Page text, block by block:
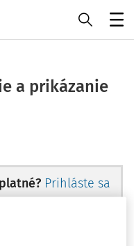
a prikázanie
Prihláste sa